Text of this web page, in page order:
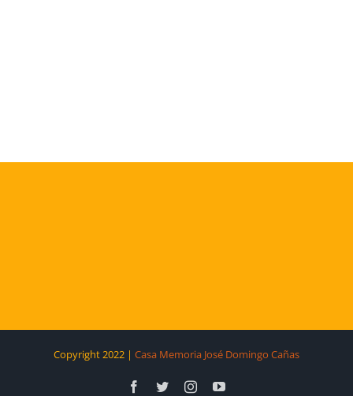
Copyright 2022 | Casa Memoria José Domingo Cañas
Facebook
TwitterInstagramYouTube